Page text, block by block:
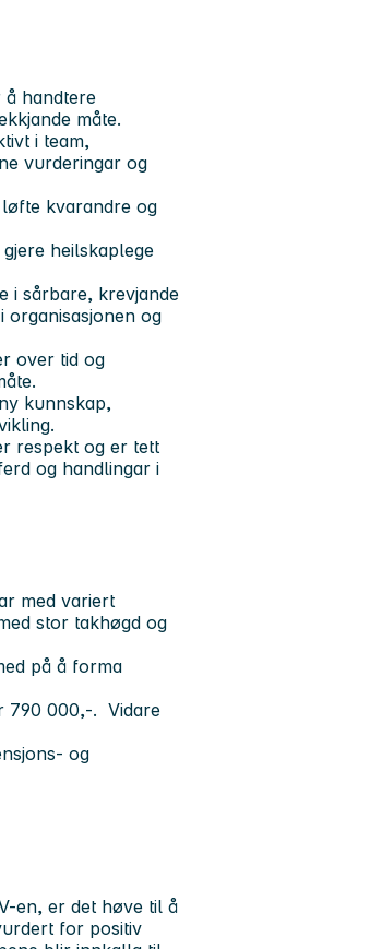
å handtere
måte.
i team,
vurderingar og
kvarandre og
heilskaplege
i sårbare, krevjande
og
over tid og
kunnskap,
respekt og er tett
og handlingar i
med variert
stor takhøgd og
på å forma
790 000,-. Vidare
og
en, er det høve til å
for positiv